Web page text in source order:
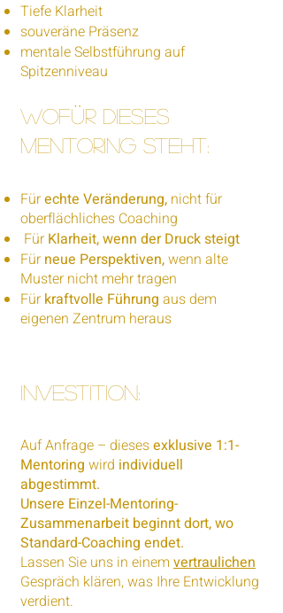
Tiefe Klarheit
souveräne Präsenz
mentale Selbstführung auf
Spitzenniveau
Wofür dieses
Mentoring steht:
Fürechte Veränderung, nicht für
oberflächliches Coaching
Für Klarheit, wenn der Druck steigt
Für neue Perspektiven,wenn alte
Muster nicht mehr tragen
Für kraftvolle Führung aus dem
eigenen Zentrum heraus
Investition:
Auf Anfrage – diesesexklusive 1:1-
Mentoring wird individuell
abgestimmt.
Unsere Einzel-Mentoring-
Zusammenarbeit beginnt dort, wo
Standard-Coaching endet.
Lassen Sie uns in einem vertraulichen
Gespräch klären, was Ihre Entwicklung
verdient.